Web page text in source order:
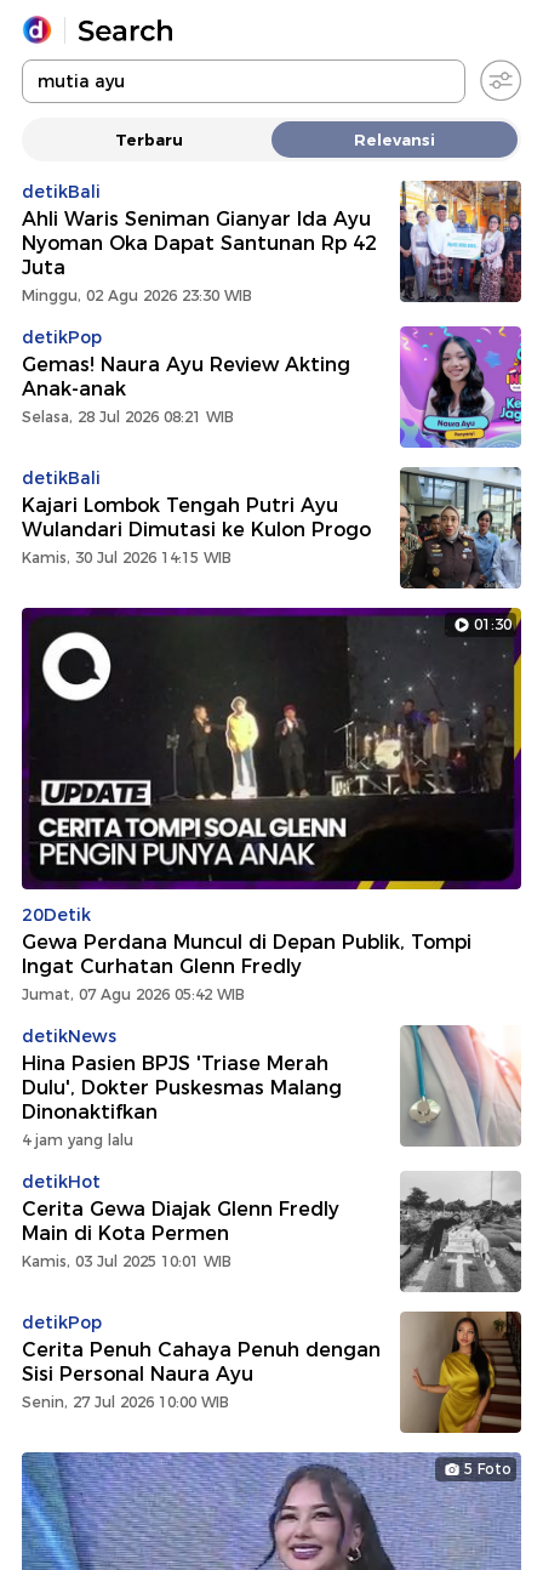
Yang sedang ramai dicari
Promoted
Terakhir yang dicari
Terbaru Relevansi
detikBali
Ahli Waris Seniman Gianyar Ida Ayu
Nyoman Oka Dapat Santunan Rp 42
Juta
Minggu, 02 Agu 2026 23:30 WIB
detikPop
Gemas! Naura Ayu Review Akting
Anak-anak
Selasa, 28 Jul 2026 08:21 WIB
detikBali
Kajari Lombok Tengah Putri Ayu
Wulandari Dimutasi ke Kulon Progo
Kamis, 30 Jul 2026 14:15 WIB
01:30
20Detik
Gewa Perdana Muncul di Depan Publik, Tompi
Ingat Curhatan Glenn Fredly
Jumat, 07 Agu 2026 05:42 WIB
detikNews
Hina Pasien BPJS 'Triase Merah
Dulu', Dokter Puskesmas Malang
Dinonaktifkan
4 jam yang lalu
detikHot
Cerita Gewa Diajak Glenn Fredly
Main di Kota Permen
Kamis, 03 Jul 2025 10:01 WIB
detikPop
Cerita Penuh Cahaya Penuh dengan
Sisi Personal Naura Ayu
Senin, 27 Jul 2026 10:00 WIB
5 Foto